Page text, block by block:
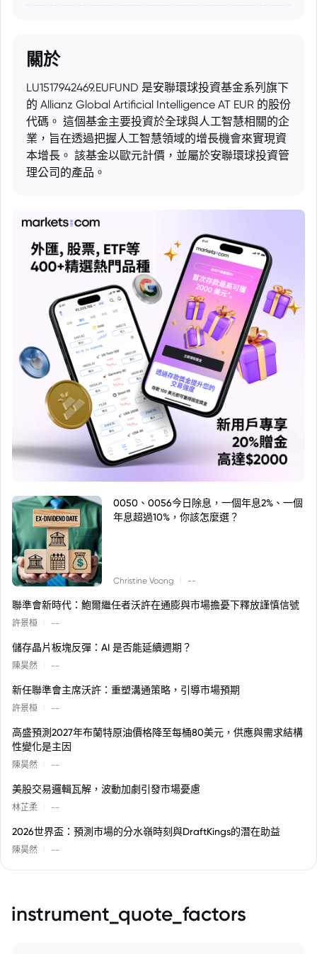
關於
LU1517942469.EUFUND 是安聯環球投資基金系列旗下
的 Allianz Global Artificial Intelligence AT EUR 的股份
代碼。 這個基金主要投資於全球與人工智慧相關的企
業，旨在透過把握人工智慧領域的增長機會來實現資
本增長。 該基金以歐元計價，並屬於安聯環球投資管
理公司的產品。
0050、0056今日除息，一個年息2%、一個
年息超過10%，你該怎麼選？
Christine Voong --
聯準會新時代：鮑爾繼任者沃許在通膨與市場擔憂下釋放謹慎信號
許景桓 --
儲存晶片板塊反彈：AI 是否能延續週期？
陳昊然 --
新任聯準會主席沃許：重塑溝通策略，引導市場預期
許景桓 --
高盛預測2027年布蘭特原油價格降至每桶80美元，供應與需求結構
性變化是主因
陳昊然 --
美股交易邏輯瓦解，波動加劇引發市場憂慮
林芷柔 --
2026世界盃：預測市場的分水嶺時刻與DraftKings的潛在助益
陳昊然 --
instrument_quote_factors